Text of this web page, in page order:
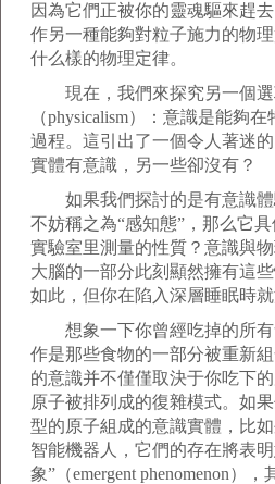
因為它們正被你的靈魂驅來趕
作另一種能夠對粒子施力的物
什么樣的物理定律。
現在，我們來探究另一個選
（physicalism）：意識是能夠
過程。這引出了一個令人著迷
實體有意識，另一些卻沒有？
如果我們探討的是有意識體
不妨稱之為“感知態”，那么它
實驗室里測量的性質？意識與
大腦的一部分此刻顯然擁有這
如此，但你在陷入深層睡眠時就
想象一下你曾經吃掉的所有
作是那些食物的一部分被重新
的意識并不僅僅取決于你吃下
原子被排列成的復雜模式。如
型的原子組成的意識實體，比
智能機器人，它們的存在將表
象”（emergent phenomenon）